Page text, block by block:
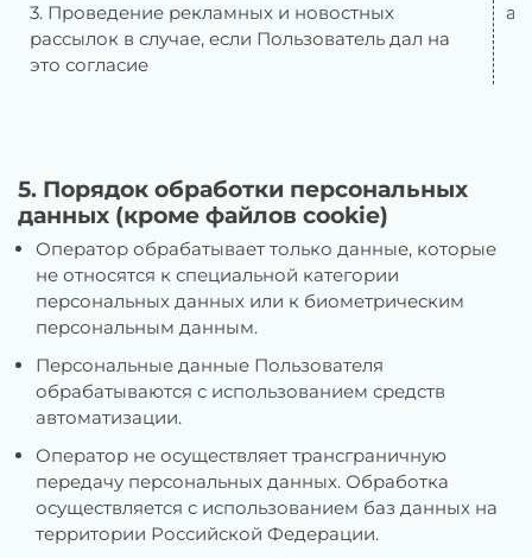
3. Проведение рекламных и новостных
рассылок в случае, если Пользователь дал на
это согласие
5. Порядок обработки персональных
данных (кроме файлов cookie)
Оператор обрабатывает только данные, которые
не относятся к специальной категории
персональных данных или к биометрическим
персональным данным.
Персональные данные Пользователя
обрабатываются с использованием средств
автоматизации.
Оператор не осуществляет трансграничную
передачу персональных данных. Обработка
осуществляется с использованием баз данных на
территории Российской Федерации.